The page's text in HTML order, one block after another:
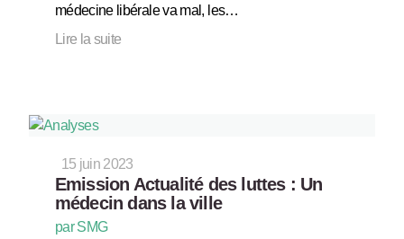
médecine libérale va mal, les…
Lire la suite
15 juin 2023
Emission Actualité des luttes : Un
médecin dans la ville
par SMG